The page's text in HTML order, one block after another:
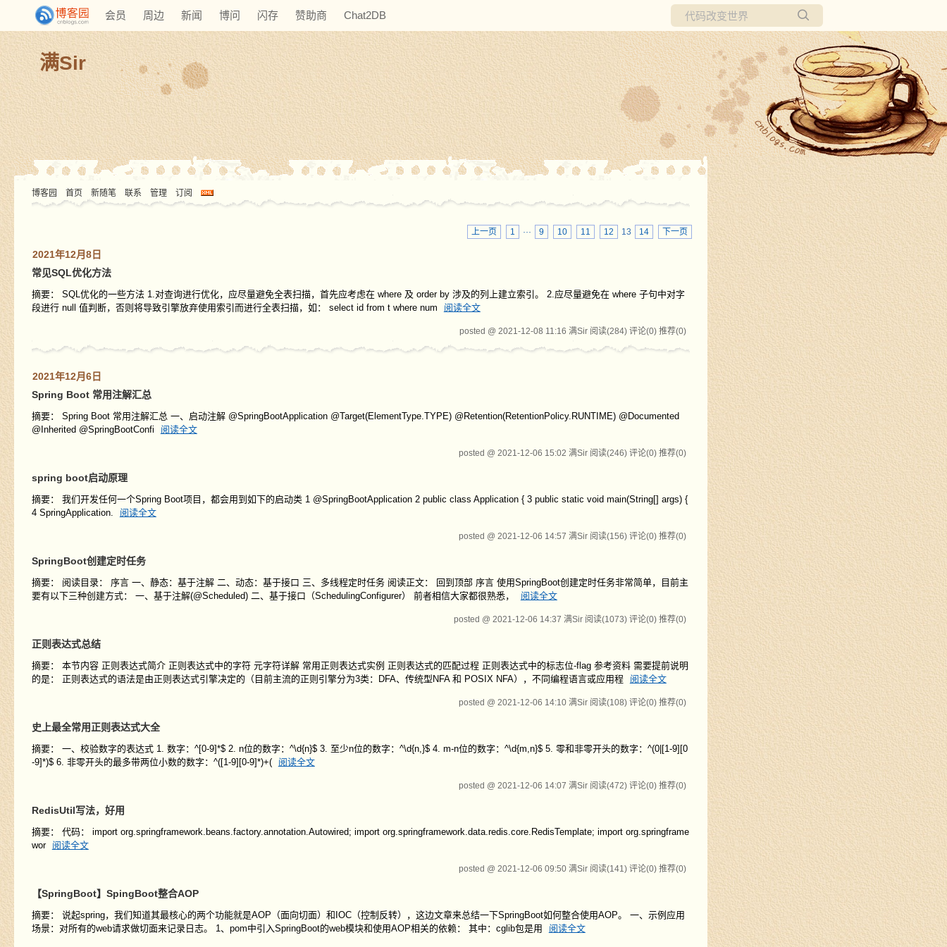
会员 周边 新闻 博问 闪存 赞助商 Chat2DB
所有博客
当前博客
满Sir
博客园 首页 新随笔 联系 管理 订阅
上一页 1 ··· 9 10 11 12 13 14 下一页
2021年12月8日
常见SQL优化方法
摘要： SQL优化的一些方法 1.对查询进行优化，应尽量避免全表扫描，首先应考虑在 where 及 order by 涉及的列上建立索引。 2.应尽量避免在 where 子句中对字
段进行 null 值判断，否则将导致引擎放弃使用索引而进行全表扫描，如： select id from t where num
阅读全文
posted @ 2021-12-08 11:16 满Sir 阅读(284) 评论(0) 推荐(0)
2021年12月6日
Spring Boot 常用注解汇总
摘要： Spring Boot 常用注解汇总 一、启动注解 @SpringBootApplication @Target(ElementType.TYPE) @Retention(RetentionPolicy.RUNTIME) @Documented
@Inherited @SpringBootConfi
阅读全文
posted @ 2021-12-06 15:02 满Sir 阅读(246) 评论(0) 推荐(0)
spring boot启动原理
摘要： 我们开发任何一个Spring Boot项目，都会用到如下的启动类 1 @SpringBootApplication 2 public class Application { 3 public static void main(String[] args) {
4 SpringApplication.
阅读全文
posted @ 2021-12-06 14:57 满Sir 阅读(156) 评论(0) 推荐(0)
SpringBoot创建定时任务
摘要： 阅读目录： 序言 一、静态：基于注解 二、动态：基于接口 三、多线程定时任务 阅读正文： 回到顶部 序言 使用SpringBoot创建定时任务非常简单，目前主
要有以下三种创建方式： 一、基于注解(@Scheduled) 二、基于接口（SchedulingConfigurer） 前者相信大家都很熟悉，
阅读全文
posted @ 2021-12-06 14:37 满Sir 阅读(1073) 评论(0) 推荐(0)
正则表达式总结
摘要： 本节内容 正则表达式简介 正则表达式中的字符 元字符详解 常用正则表达式实例 正则表达式的匹配过程 正则表达式中的标志位-flag 参考资料 需要提前说明
的是： 正则表达式的语法是由正则表达式引擎决定的（目前主流的正则引擎分为3类：DFA、传统型NFA 和 POSIX NFA），不同编程语言或应用程
阅读全文
posted @ 2021-12-06 14:10 满Sir 阅读(108) 评论(0) 推荐(0)
史上最全常用正则表达式大全
摘要： 一、校验数字的表达式 1. 数字：^[0-9]*$ 2. n位的数字：^\d{n}$ 3. 至少n位的数字：^\d{n,}$ 4. m-n位的数字：^\d{m,n}$ 5. 零和非零开头的数字：^(0|[1-9][0
-9]*)$ 6. 非零开头的最多带两位小数的数字：^([1-9][0-9]*)+(
阅读全文
posted @ 2021-12-06 14:07 满Sir 阅读(472) 评论(0) 推荐(0)
RedisUtil写法，好用
摘要： 代码： import org.springframework.beans.factory.annotation.Autowired; import org.springframework.data.redis.core.RedisTemplate; import org.springframe
wor 阅读全文
posted @ 2021-12-06 09:50 满Sir 阅读(141) 评论(0) 推荐(0)
【SpringBoot】SpingBoot整合AOP
摘要： 说起spring，我们知道其最核心的两个功能就是AOP（面向切面）和IOC（控制反转），这边文章来总结一下SpringBoot如何整合使用AOP。 一、示例应用
场景：对所有的web请求做切面来记录日志。 1、pom中引入SpringBoot的web模块和使用AOP相关的依赖： 其中：cglib包是用
阅读全文